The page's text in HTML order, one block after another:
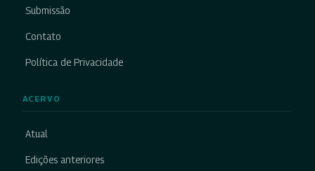
Submissão
Contato
Política de Privacidade
ACERVO
Atual
Edições anteriores